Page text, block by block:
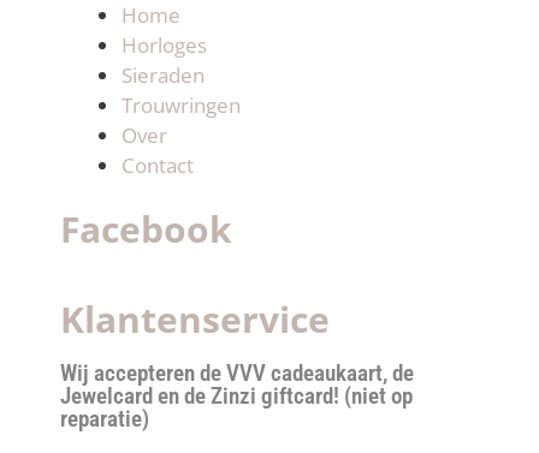
Home
Horloges
Sieraden
Trouwringen
Over
Contact
Facebook
Klantenservice
Wij accepteren de VVV cadeaukaart, de
Jewelcard en de Zinzi giftcard! (niet op
reparatie)